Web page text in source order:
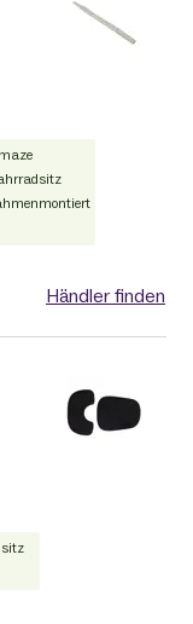
Händler finden